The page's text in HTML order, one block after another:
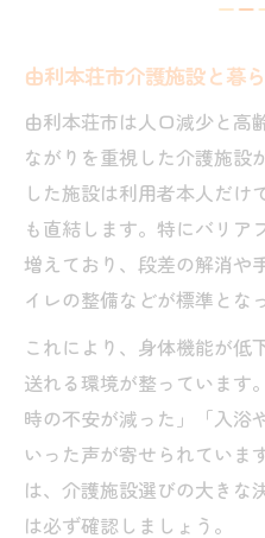
由利本荘市介護施設と暮
由利本荘市は人口減少と高
ながりを重視した介護施設
した施設は利用者本人だけ
も直結します。特にバリア
増えており、段差の解消や
イレの整備などが標準とな
これにより、身体機能が低
送れる環境が整っています
時の不安が減った」「入浴
いった声が寄せられていま
は、介護施設選びの大きな
は必ず確認しましょう。